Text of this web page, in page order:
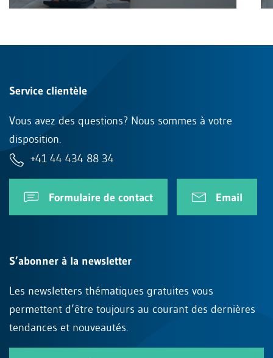
Service clientèle
Vous avez des questions? Nous sommes à votre
disposition.
+41 44 434 88 34
Formulaire de contact Email
S’abonner à la newsletter
Les newsletters thématiques gratuites vous
permettent d’être toujours au courant des dernières
tendances et nouveautés.